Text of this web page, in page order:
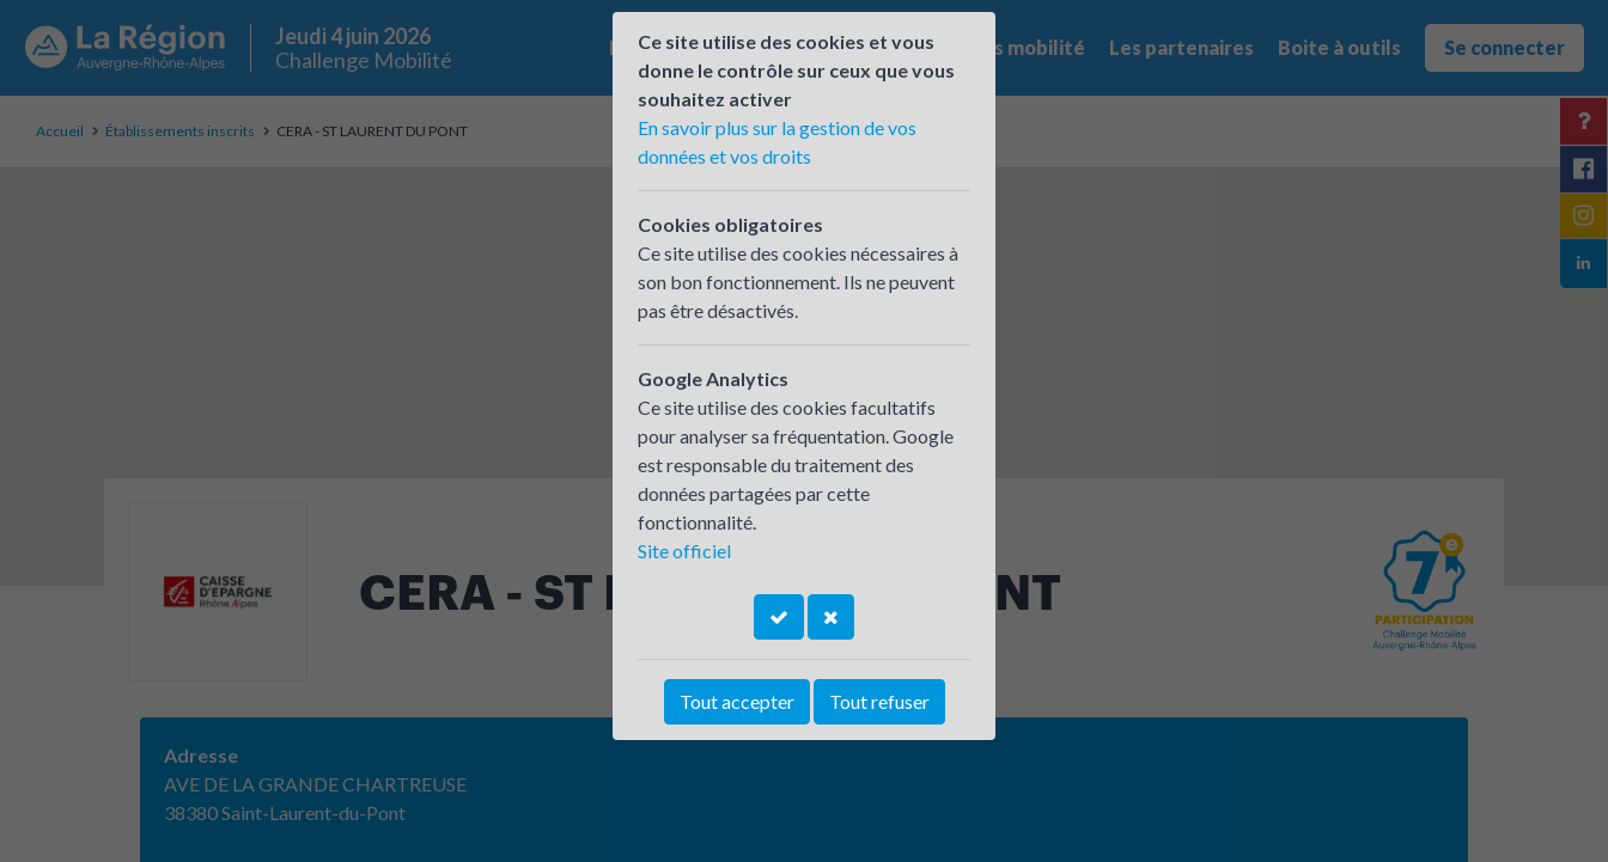
Jeudi 4 juin 2026
Challenge Mobilité
Le challenge Qui participe ? Les offres mobilité Les partenaires Boite à outils Se connecter
Accueil Établissements inscrits CERA - ST LAURENT DU PONT
CERA - ST LAURENT DU PONT
Adresse
AVE DE LA GRANDE CHARTREUSE
38380 Saint-Laurent-du-Pont
Ce site utilise des cookies et vous
donne le contrôle sur ceux que vous
souhaitez activer
En savoir plus sur la gestion de vos
données et vos droits
Cookies obligatoires
Ce site utilise des cookies nécessaires à
son bon fonctionnement. Ils ne peuvent
pas être désactivés.
Google Analytics
Ce site utilise des cookies facultatifs
pour analyser sa fréquentation. Google
est responsable du traitement des
données partagées par cette
fonctionnalité.
Site officiel
Tout accepter Tout refuser